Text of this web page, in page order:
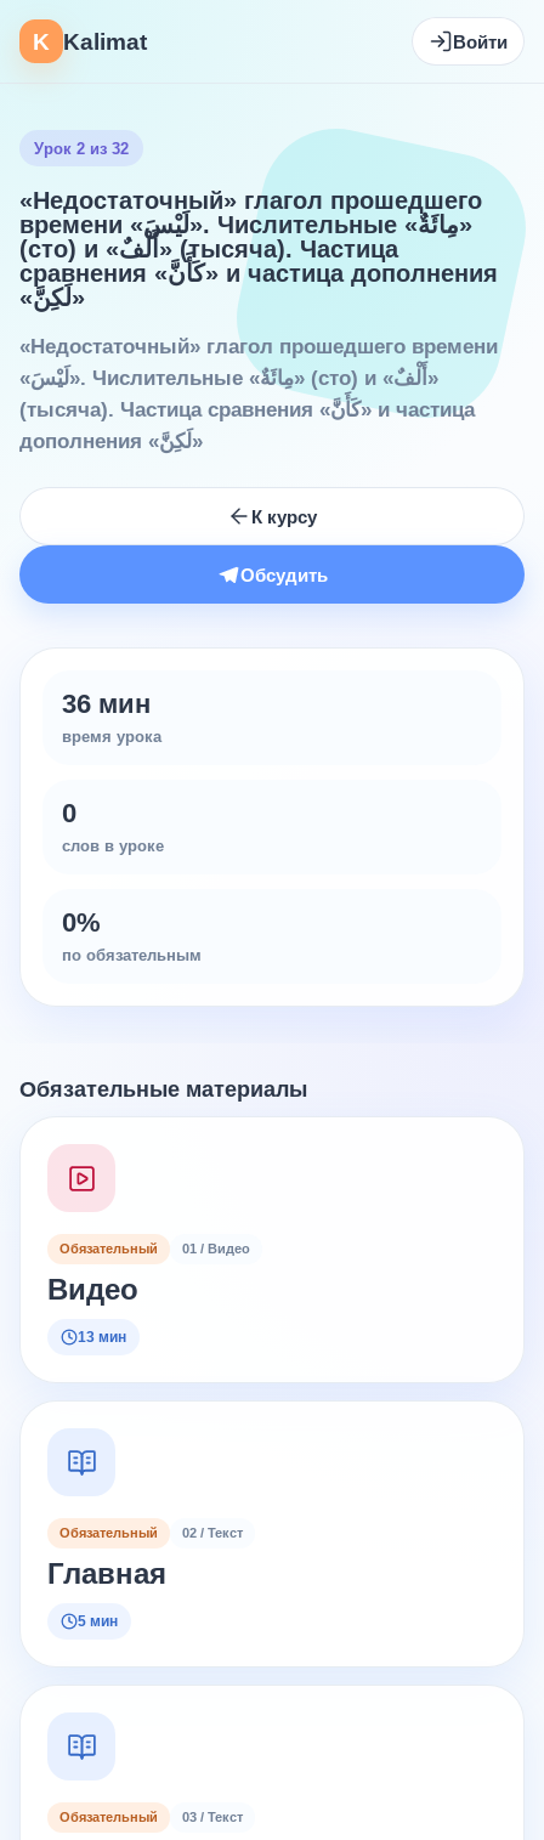
K Kalimat Войти
Урок 2 из 32
«Недостаточный» глагол прошедшего
времени «لَيْسَ». Числительные «مِائَةٌ»
(сто) и «أَلْفٌ» (тысяча). Частица
сравнения «كَأَنَّ» и частица дополнения
«لَكِنَّ»
«Недостаточный» глагол прошедшего времени
«لَيْسَ». Числительные «مِائَةٌ» (сто) и «أَلْفٌ»
(тысяча). Частица сравнения «كَأَنَّ» и частица
дополнения «لَكِنَّ»
К курсу
Обсудить
36 мин
время урока
0
слов в уроке
0%
по обязательным
Обязательные материалы
Обязательный 01 / Видео
Видео
13 мин
Обязательный 02 / Текст
Главная
5 мин
Обязательный 03 / Текст